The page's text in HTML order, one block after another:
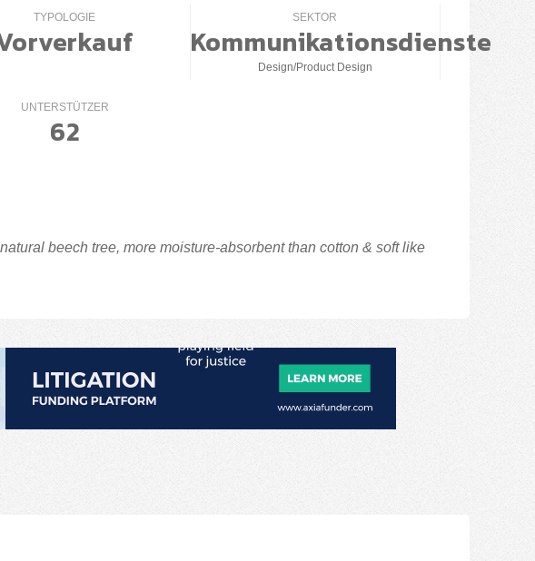
TYPOLOGIE SEKTOR
Kommunikationsdienste
Design/Product Design
UNTERSTÜTZER
62
beech tree, more moisture-absorbent than cotton & soft like